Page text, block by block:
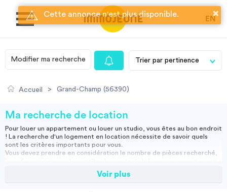
EN
MON COMPTE
Je cherche un logement
Modifier ma recherche
Accueil > Grand-Champ (56390)
Ma recherche de location
Pour louer un appartement ou louer un studio, vous êtes au bon endroit
! La recherche d'un logement en location nécessite de savoir quels
sont les critères importants pour vous.
Vous devez prendre en considération le nombre de pièces recherché,
Vous pouvez louer un appartement meublé, ce qui vous permettra
Voir plus
×
Cette annonce n'est plus disponible.